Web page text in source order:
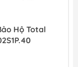
Hộ Total